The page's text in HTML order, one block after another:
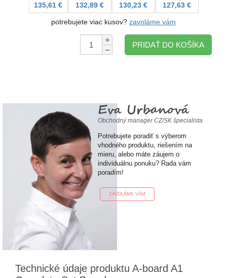
135,61 €
132,89 €
130,23 €
127,63 €
potrebujete viac kusov? zavoláme vám
Množstvo:
PRIDAŤ DO KOŠÍKA
Eva Urbanová
Obchodný manager CZ/SK špecialista
Potrebujete poradiť s výberom
vhodného produktu, riešením na
mieru, alebo máte záujem o
individuálnu ponuku? Rada vám
poradím!
ZAVOLÁME VÁM
Technické údaje produktu A-board A1